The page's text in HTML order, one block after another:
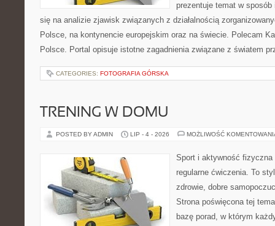
prezentuje temat w
się na analizie zjawisk związanych z działalnością
Polsce, na kontynencie europejskim oraz na świecie. Polecam
Polsce. Portal opisuje istotne zagadnienia związane z światem
CATEGORIES: FOTOGRAFIA GÓRSKA
TRENING W DOMU
POSTED BY ADMIN LIP - 4 - 2026 MOŻLIWOŚĆ
Sport i aktywność
regularne ćwiczenia. To
zdrowie, dobre
Strona poświęcona tej
bazę porad, w którym